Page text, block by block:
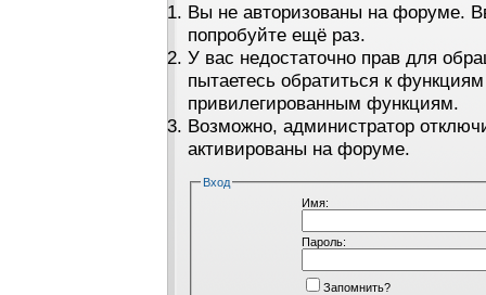
Вы не авторизованы на форуме.
попробуйте ещё раз.
У вас недостаточно прав для
пытаетесь обратиться к
привилегированным функциям.
Возможно, администратор
активированы на форуме.
Вход
Имя:
Пароль:
Запомнить?